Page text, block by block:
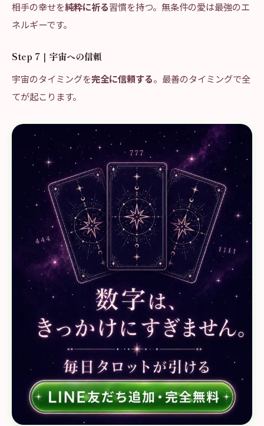
相手の幸せを純粋に祈る習慣を持つ。無条件の愛は最強のエ
ネルギーです。
Step 7｜宇宙への信頼
宇宙のタイミングを完全に信頼する。最善のタイミングで全
てが起こります。